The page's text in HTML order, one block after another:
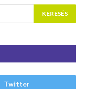
Twitter